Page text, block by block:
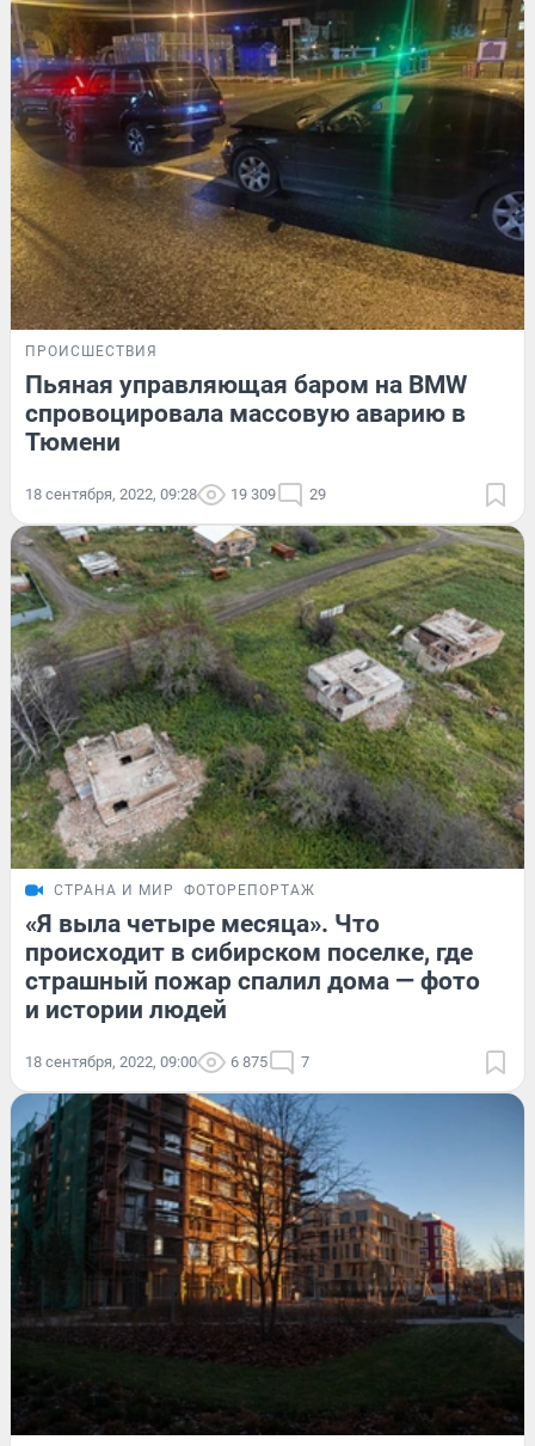
ПРОИСШЕСТВИЯ
Пьяная управляющая баром на BMW
спровоцировала массовую аварию в
Тюмени
18 сентября, 2022, 09:28 19 309 29
СТРАНА И МИР ФОТОРЕПОРТАЖ
«Я выла четыре месяца». Что
происходит в сибирском поселке, где
страшный пожар спалил дома — фото
и истории людей
18 сентября, 2022, 09:00 6 875 7